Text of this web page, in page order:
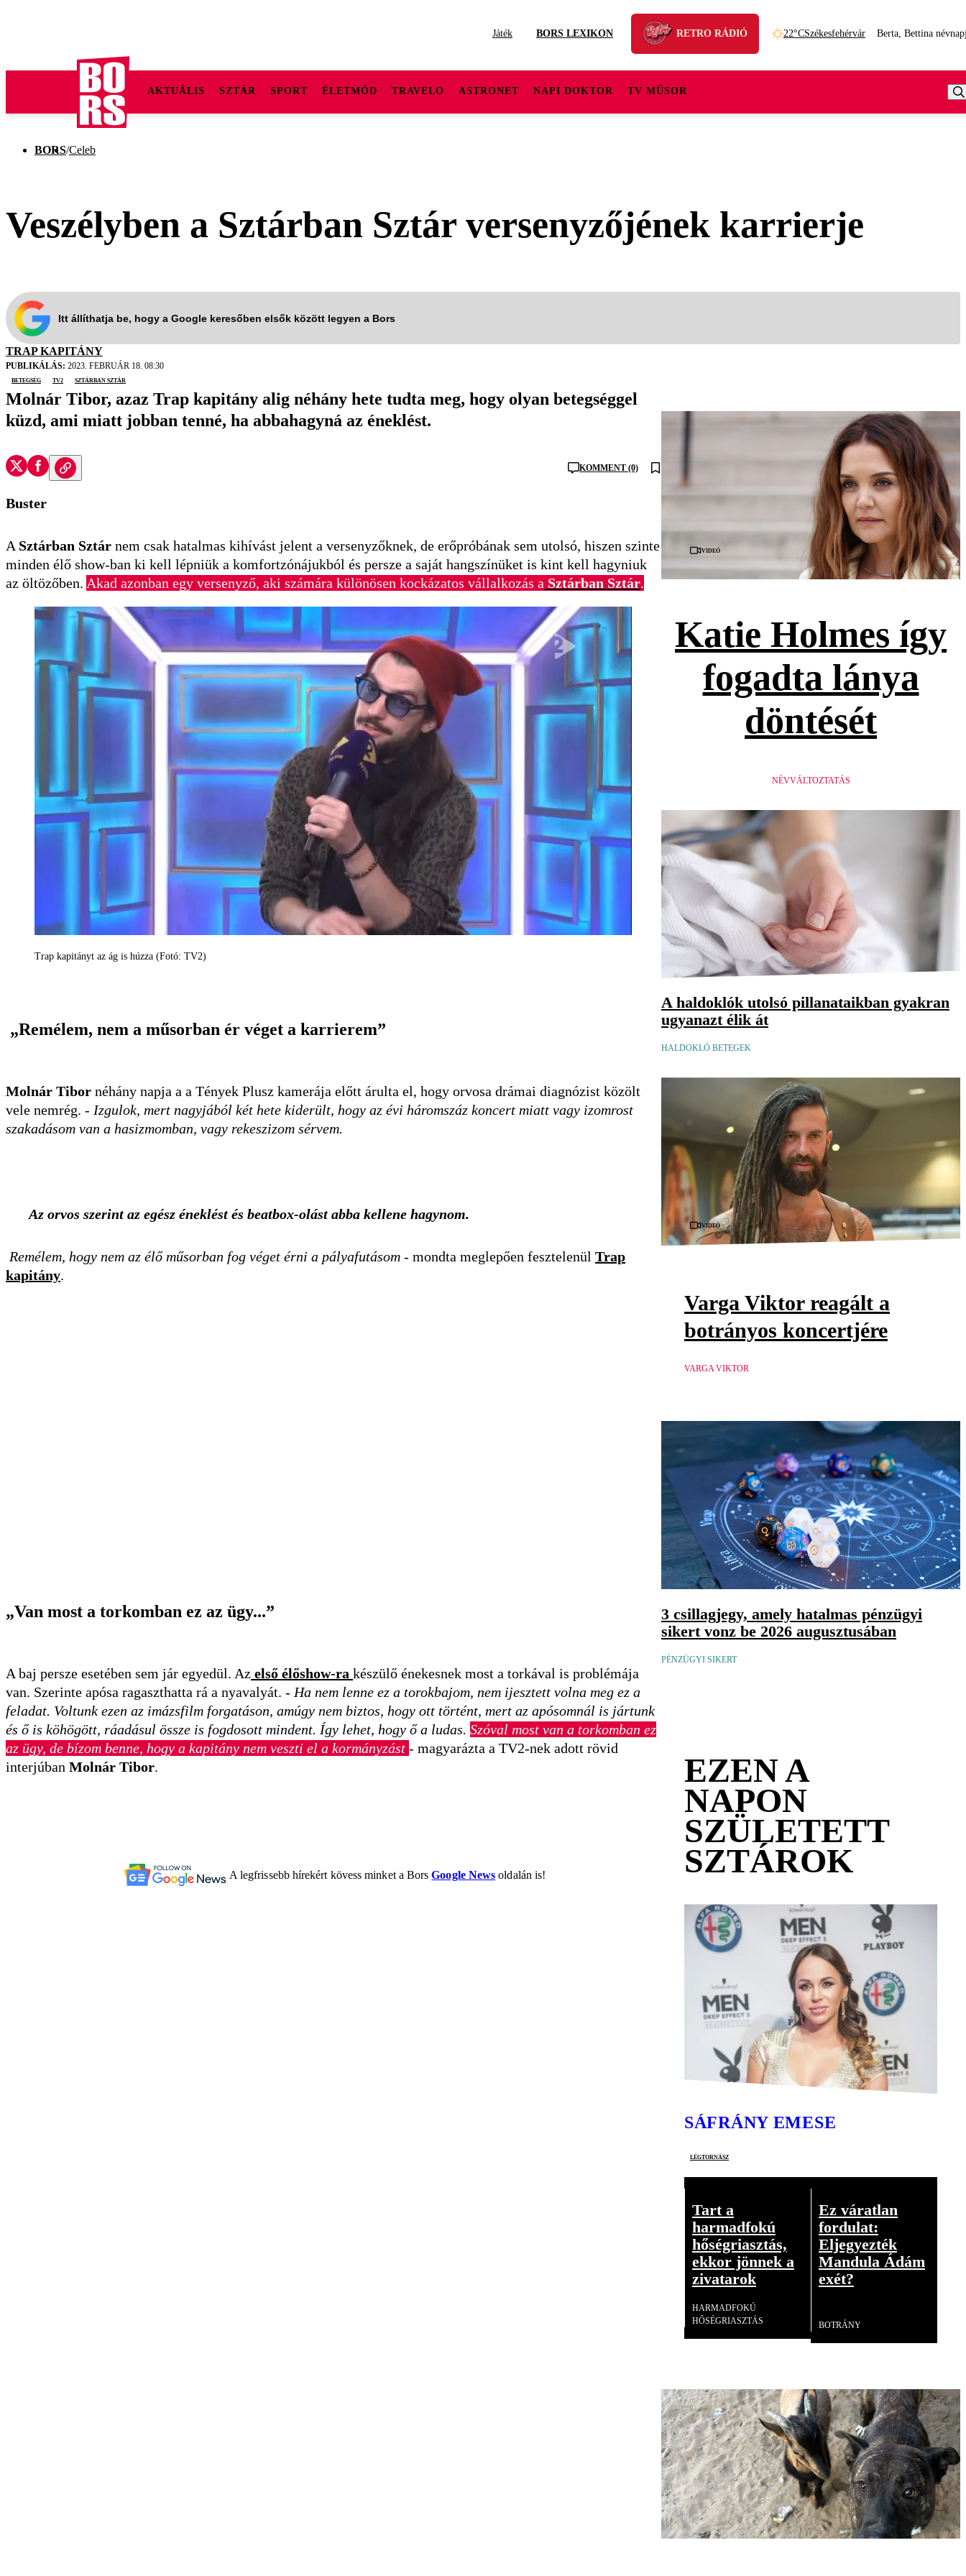
Játék BORS LEXIKON RETRO RÁDIÓ 22°CSzékesfehérvár Berta, Bettina
AKTUÁLIS SZTÁR SPORT ÉLETMÓD TRAVELO ASTRONET NAPI DOKTOR TV MŰSOR
BORS/Celeb
Veszélyben a Sztárban Sztár versenyzőjének karrierje
Itt állíthatja be, hogy a Google keresőben elsők között legyen a Bors
TRAP KAPITÁNY
PUBLIKÁLÁS: 2023. FEBRUÁR 18. 08:30
betegség
TV2 Sztárban sztár
Molnár Tibor, azaz Trap kapitány alig néhány hete tudta meg, hogy olyan betegséggel
küzd, ami miatt jobban tenné, ha abbahagyná az éneklést.
KOMMENT (0)
Buster
A Sztárban Sztár nem csak hatalmas kihívást jelent a versenyzőknek, de erőpróbának sem utolsó, hiszen szinte
minden élő show-ban ki kell lépniük a komfortzónájukból és persze a saját hangszínüket is kint kell hagyniuk
az öltözőben. Akad azonban egy versenyző, aki számára különösen kockázatos vállalkozás a Sztárban Sztár.
Trap kapitányt az ág is húzza (Fotó: TV2)
„Remélem, nem a műsorban ér véget a karrierem”
Molnár Tibor néhány napja a a Tények Plusz kamerája előtt árulta el, hogy orvosa drámai diagnózist közölt
vele nemrég. - Izgulok, mert nagyjából két hete kiderült, hogy az évi háromszáz koncert miatt vagy izomrost
szakadásom van a hasizmomban, vagy rekeszizom sérvem.
Az orvos szerint az egész éneklést és beatbox-olást abba kellene hagynom.
Remélem, hogy nem az élő műsorban fog véget érni a pályafutásom - mondta meglepően fesztelenül Trap
kapitány.
„Van most a torkomban ez az ügy...”
A baj persze esetében sem jár egyedül. Az első élőshow-ra készülő énekesnek most a torkával is problémája
van. Szerinte apósa ragaszthatta rá a nyavalyát. - Ha nem lenne ez a torokbajom, nem ijesztett volna meg ez a
feladat. Voltunk ezen az imázsfilm forgatáson, amúgy nem biztos, hogy ott történt, mert az apósomnál is jártunk
és ő is köhögött, ráadásul össze is fogdosott mindent. Így lehet, hogy ő a ludas. Szóval most van a torkomban ez
az ügy, de bízom benne, hogy a kapitány nem veszti el a kormányzást - magyarázta a TV2-nek adott rövid
interjúban Molnár Tibor.
A legfrissebb hírekért kövess minket a BorsGoogle News oldalán is!
Videó
Katie Holmes így
fogadta lánya
döntését
NÉVVÁLTOZTATÁS
A haldoklók utolsó pillanataikban gyakran
ugyanazt élik át
HALDOKLÓ BETEGEK
Videó
Varga Viktor reagált a
botrányos koncertjére
VARGA VIKTOR
3 csillagjegy, amely hatalmas pénzügyi
sikert vonz be 2026 augusztusában
PÉNZÜGYI SIKERT
EZEN A
NAPON
SZÜLETETT
SZTÁROK
SÁFRÁNY EMESE
légtornász
Tart a
harmadfokú
hőségriasztás,
ekkor jönnek a
zivatarok
HARMADFOKÚ
HŐSÉGRIASZTÁS
Ez váratlan
fordulat:
Eljegyezték
Mandula Ádám
exét?
BOTRÁNY